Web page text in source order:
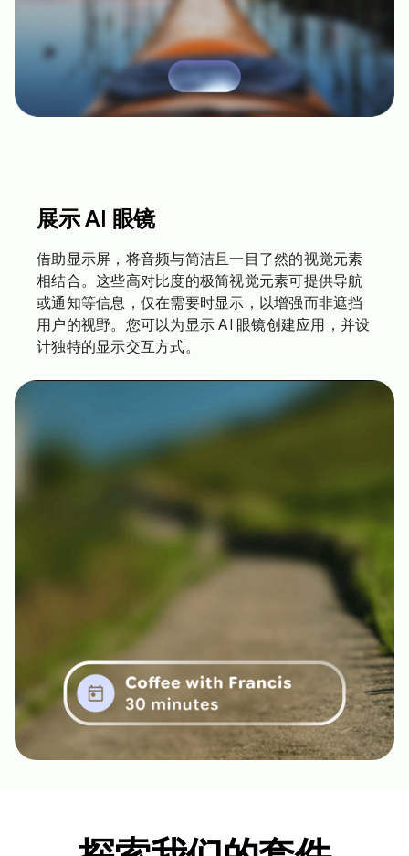
展示 AI 眼镜
借助显示屏，将音频与简洁且一目了然的视觉元素
相结合。这些高对比度的极简视觉元素可提供导航
或通知等信息，仅在需要时显示，以增强而非遮挡
用户的视野。您可以为显示 AI 眼镜创建应用，并设
计独特的显示交互方式。